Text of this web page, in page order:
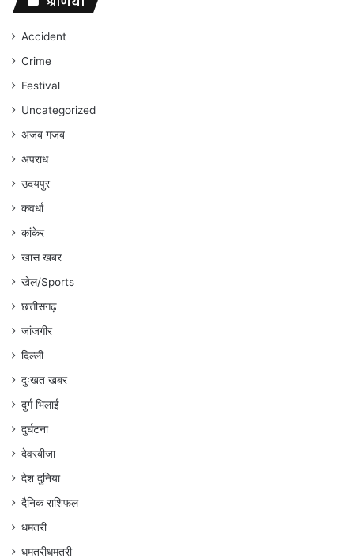
जारी
रहेगा
अंकित
गौरहा
Accident
Crime
Festival
Uncategorized
अजब गजब
अपराध
उदयपुर
कवर्धा
कांकेर
खास खबर
खेल/Sports
छत्तीसगढ़
जांजगीर
दिल्ली
दुःखत खबर
दुर्ग भिलाई
दुर्घटना
देवरबीजा
देश दुनिया
दैनिक राशिफल
धमतरी
धमतरीधमतरी